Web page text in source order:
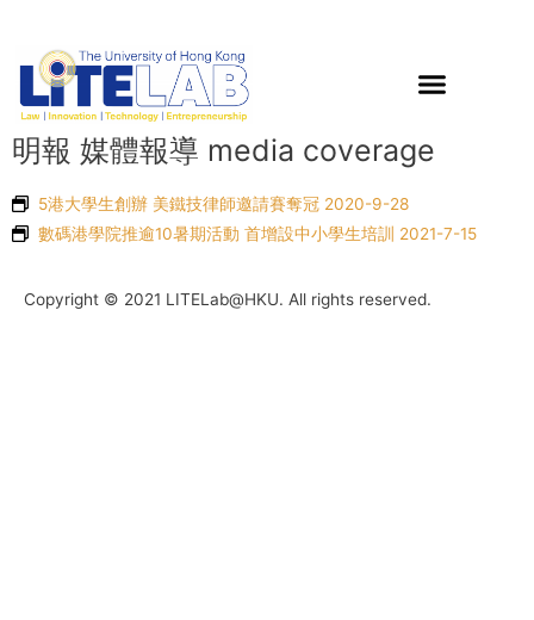
明報 媒體報導 media coverage
5港大學生創辦 美鐵技律師邀請賽奪冠 2020-9-28
數碼港學院推逾10暑期活動 首增設中小學生培訓 2021-7-15
Copyright © 2021 LITELab@HKU. All rights reserved.